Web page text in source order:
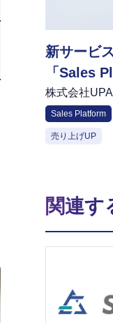
新サービ
「Sales
ケティン
成果を達成
株式会社
Sales Platform
売り上げUP
関連す